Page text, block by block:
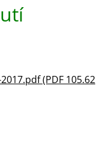
(PDF 105.62